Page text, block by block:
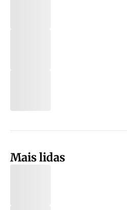
Mais lidas